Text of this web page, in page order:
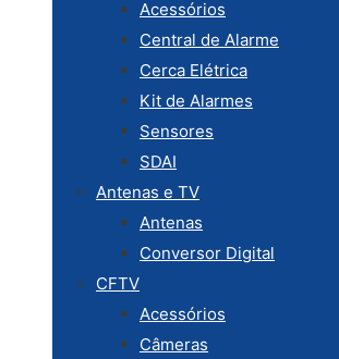
Acessórios
Central de Alarme
Cerca Elétrica
Kit de Alarmes
Sensores
SDAI
Antenas e TV
Antenas
Conversor Digital
CFTV
Acessórios
Câmeras